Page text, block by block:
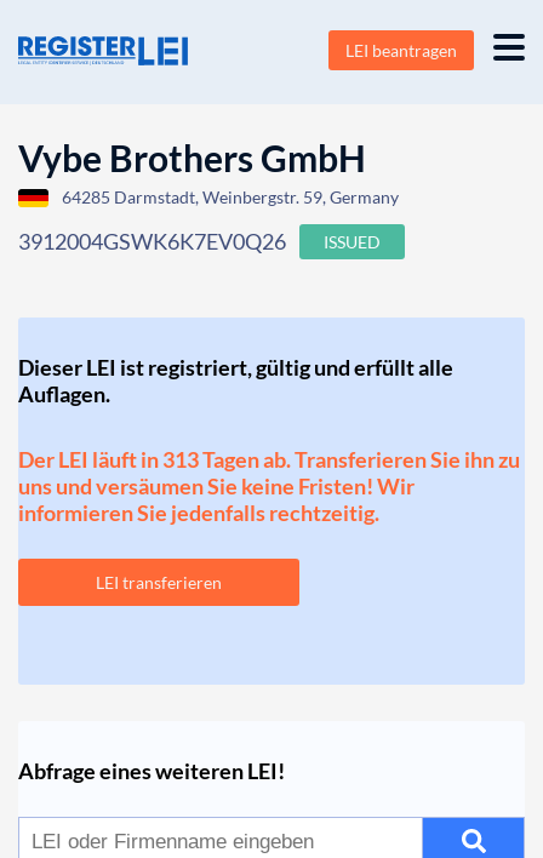
LEI beantragen
Vybe Brothers GmbH
64285 Darmstadt, Weinbergstr. 59, Germany
3912004GSWK6K7EV0Q26 ISSUED
Dieser LEI ist registriert, gültig und erfüllt alle
Auflagen.
Der LEI läuft in 313 Tagen ab. Transferieren Sie ihn zu
uns und versäumen Sie keine Fristen! Wir
informieren Sie jedenfalls rechtzeitig.
LEI transferieren
Abfrage eines weiteren LEI!